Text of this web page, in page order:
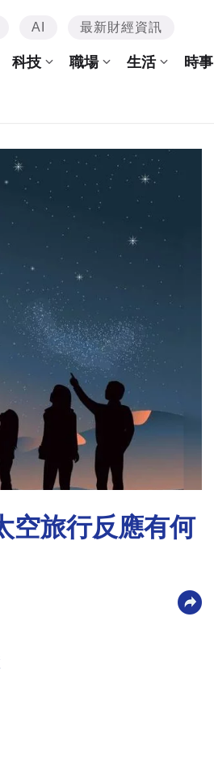
AI 最新財經資訊
科技 職場 生活 時事
空旅行反應有何